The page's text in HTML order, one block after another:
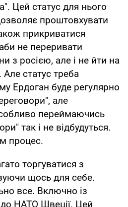
Цей статус для нього
проштовхувати
прикриватися
не переривати
з росією, але і не йти на
статус треба
Ердоган буде регулярно
але
переймаючись
так і не відбудуться.
процес.
торгуватися з
щось для себе.
все. Включно із
НАТО Швеції. Цей